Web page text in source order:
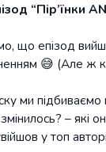
“Пір’їнки
що епізод
😅 (Але ж
ми підбиваємо
– які
у топ